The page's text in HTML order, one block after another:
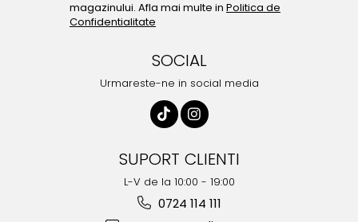
magazinului. Afla mai multe in Politica de
Confidentialitate
SOCIAL
Urmareste-ne in social media
SUPORT CLIENTI
L-V de la 10:00 - 19:00
0724 114 111